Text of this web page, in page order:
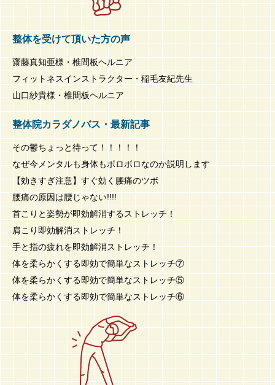
整体を受けて頂いた方の声
齋藤真知亜様・椎間板ヘルニア
フィットネスインストラクター・稲毛友紀先生
山口紗貴様・椎間板ヘルニア
整体院カラダノバス・最新記事
その鬱ちょっと待って！！！！！
なぜ今メンタルも身体もボロボロなのか説明します
【効きすぎ注意】すぐ効く腰痛のツボ
腰痛の原因は腰じゃない!!!!
首こりと姿勢が即効解消するストレッチ！
肩こり即効解消ストレッチ！
手と指の疲れを即効解消ストレッチ！
体を柔らかくする即効で簡単なストレッチ⑦
体を柔らかくする即効で簡単なストレッチ⑤
体を柔らかくする即効で簡単なストレッチ⑥